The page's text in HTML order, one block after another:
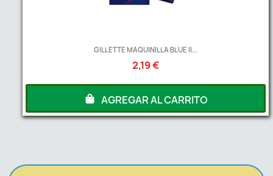
GILLETTE MAQUINILLA BLUE II...
2,19 €
AGREGAR AL CARRITO